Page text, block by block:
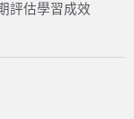
評估學習成效